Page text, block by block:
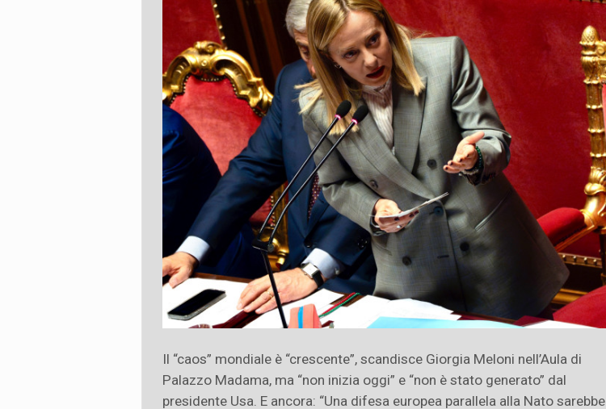
Il “caos” mondiale è “crescente”, scandisce Giorgia Meloni nell’Aula di
Palazzo Madama, ma “non inizia oggi” e “non è stato generato” dal
presidente Usa. E ancora: “Una difesa europea parallela alla Nato sarebbe